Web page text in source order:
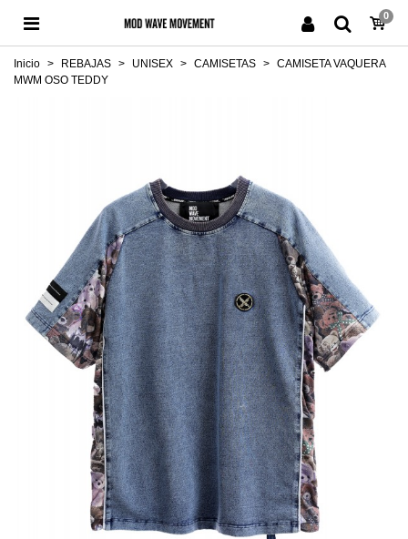
0
Inicio > REBAJAS > UNISEX > CAMISETAS > CAMISETA VAQUERA
MWM OSO TEDDY